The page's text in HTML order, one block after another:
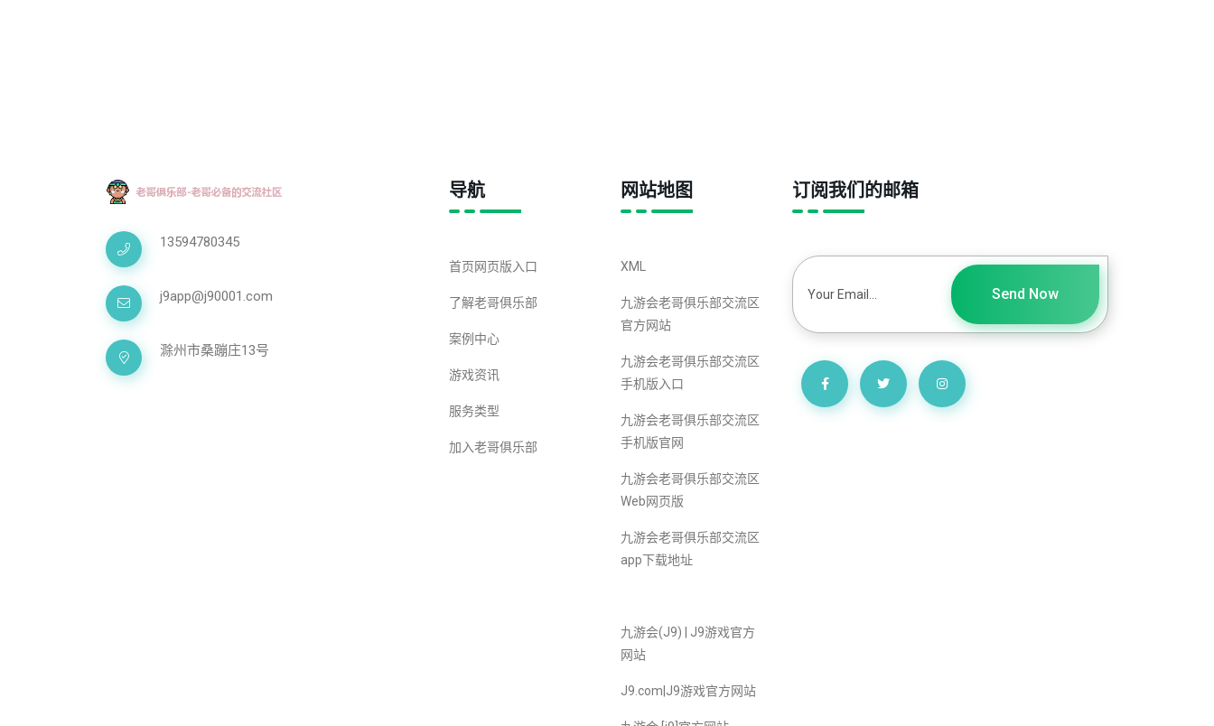
13594780345
j9app@j90001.com
滁州市桑蹦庄13号
导航
首页网页版入口
了解老哥俱乐部
案例中心
游戏资讯
服务类型
加入老哥俱乐部
网站地图
XML
九游会老哥俱乐部交流区
官方网站
九游会老哥俱乐部交流区
手机版入口
九游会老哥俱乐部交流区
手机版官网
九游会老哥俱乐部交流区
Web网页版
九游会老哥俱乐部交流区
app下载地址
九游会(J9) | J9游戏官方
网站
J9.com|J9游戏官方网站
订阅我们的邮箱
Send Now